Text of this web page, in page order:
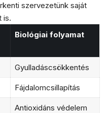
szervezetünk saját
is.
Biológiai folyamat
Gyulladáscsökkentés
Fájdalomcsillapítás
Antioxidáns védelem